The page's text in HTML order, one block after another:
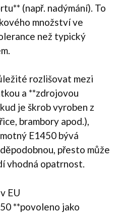
(např. nadýmání). To
množství ve
než typický
rozlišovat mezi
a **zdrojovou
je škrob vyroben z
brambory apod.),
E1450 bývá
přesto může
vhodná opatrnost.
EU
**povoleno jako